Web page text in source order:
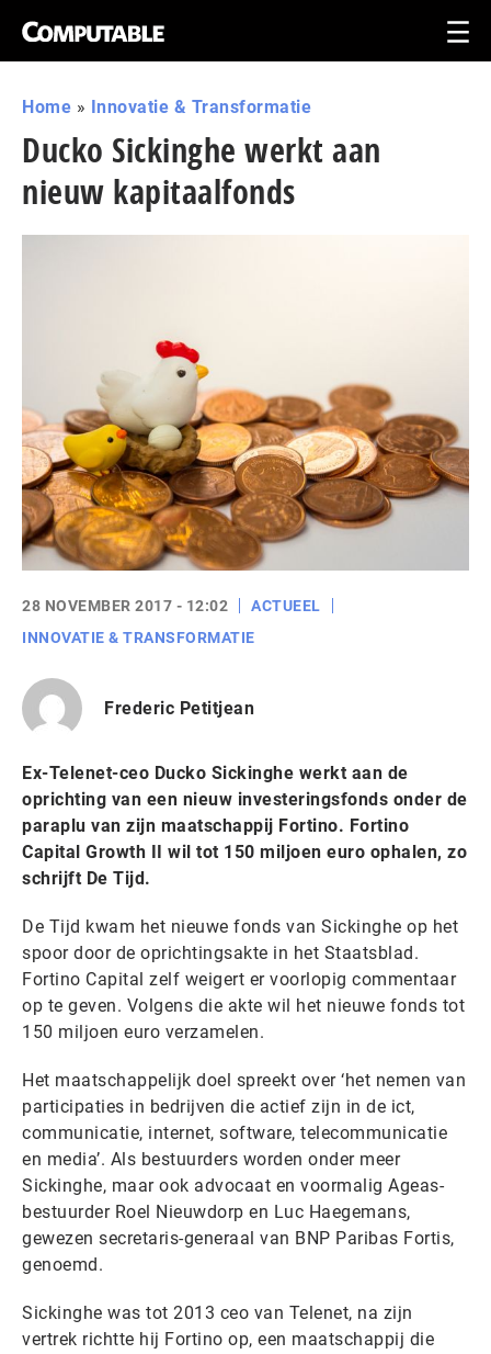
Home » Innovatie & Transformatie
Ducko Sickinghe werkt aan
nieuw kapitaalfonds
28 NOVEMBER 2017 - 12:02
ACTUEEL
INNOVATIE & TRANSFORMATIE
Frederic Petitjean
Ex-Telenet-ceo Ducko Sickinghe werkt aan de
oprichting van een nieuw investeringsfonds onder de
paraplu van zijn maatschappij Fortino. Fortino
Capital Growth II wil tot 150 miljoen euro ophalen, zo
schrijft De Tijd.
De Tijd kwam het nieuwe fonds van Sickinghe op het
spoor door de oprichtingsakte in het Staatsblad.
Fortino Capital zelf weigert er voorlopig commentaar
op te geven. Volgens die akte wil het nieuwe fonds tot
150 miljoen euro verzamelen.
Het maatschappelijk doel spreekt over ‘het nemen van
participaties in bedrijven die actief zijn in de ict,
communicatie, internet, software, telecommunicatie
en media’. Als bestuurders worden onder meer
Sickinghe, maar ook advocaat en voormalig Ageas-
bestuurder Roel Nieuwdorp en Luc Haegemans,
gewezen secretaris-generaal van BNP Paribas Fortis,
genoemd.
Sickinghe was tot 2013 ceo van Telenet, na zijn
vertrek richtte hij Fortino op, een maatschappij die